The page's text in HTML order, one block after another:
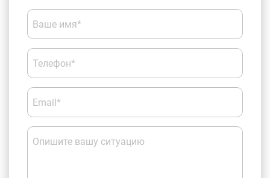
Ваше имя*
Телефон*
Email*
Опишите вашу ситуацию